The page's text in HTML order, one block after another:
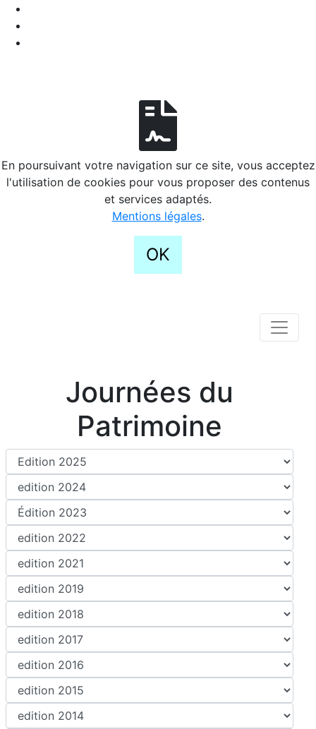
En poursuivant votre navigation sur ce site, vous acceptez
l'utilisation de cookies pour vous proposer des contenus
et services adaptés.
Mentions légales.
OK
Journées du
Patrimoine